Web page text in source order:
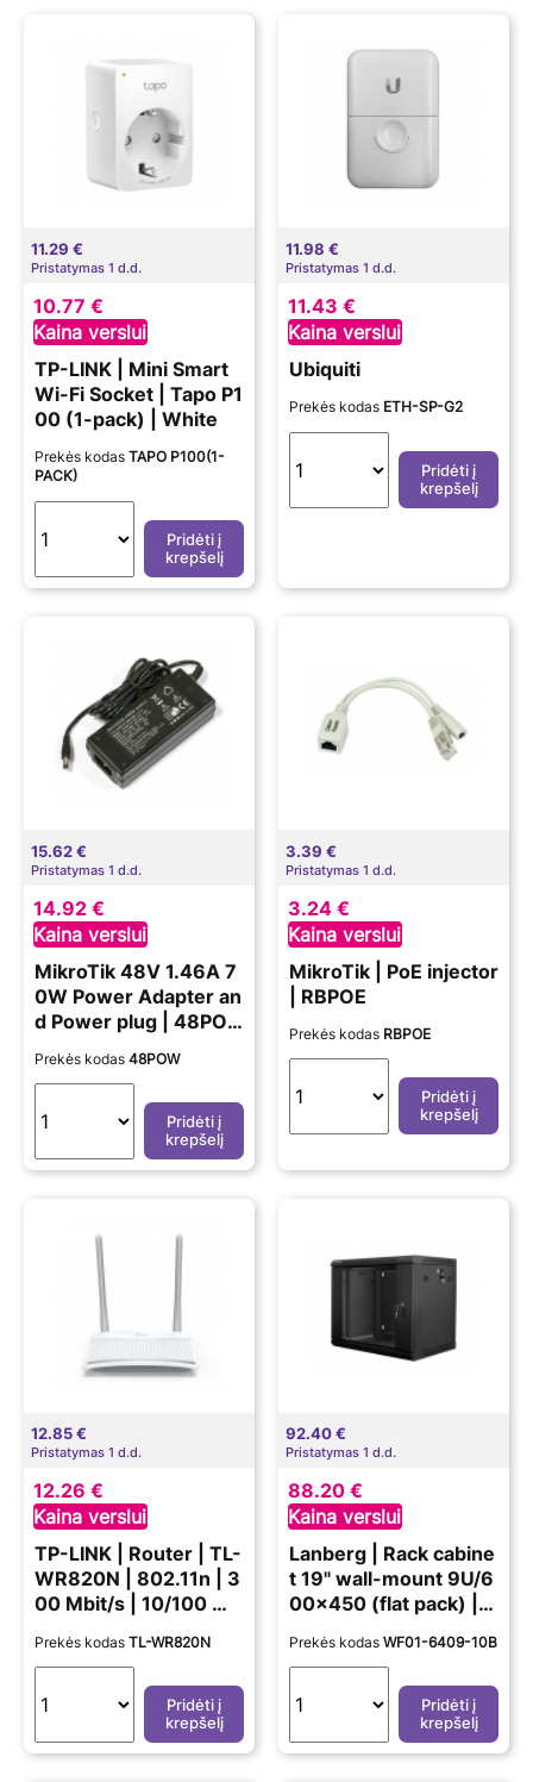
11.29 €
Pristatymas 1 d.d.
10.77 €
Kaina verslui
TP-LINK | Mini Smart
Wi-Fi Socket | Tapo P1
00 (1-pack) | White
Prekės kodas TAPO P100(1-
PACK)
Pridėti į
krepšelį
11.98 €
Pristatymas 1 d.d.
11.43 €
Kaina verslui
Ubiquiti
Prekės kodas ETH-SP-G2
Pridėti į
krepšelį
15.62 €
Pristatymas 1 d.d.
14.92 €
Kaina verslui
MikroTik 48V 1.46A 7
0W Power Adapter an
d Power plug | 48PO
Prekės kodas 48POW
Pridėti į
krepšelį
3.39 €
Pristatymas 1 d.d.
3.24 €
Kaina verslui
MikroTik | PoE injector
| RBPOE
Prekės kodas RBPOE
Pridėti į
krepšelį
12.85 €
Pristatymas 1 d.d.
12.26 €
Kaina verslui
TP-LINK | Router | TL-
WR820N | 802.11n | 3
00 Mbit/s | 10/100 Mb
-45) ports 2 | Mesh S
Yes | No mobile broad
band | Antenna type E
xternal
Prekės kodas TL-WR820N
Pridėti į
krepšelį
92.40 €
Pristatymas 1 d.d.
88.20 €
Kaina verslui
Lanberg | Rack cabine
t 19" wall-mount 9U/6
00x450 (flat pack) |
ck
Prekės kodas WF01-6409-10B
Pridėti į
krepšelį